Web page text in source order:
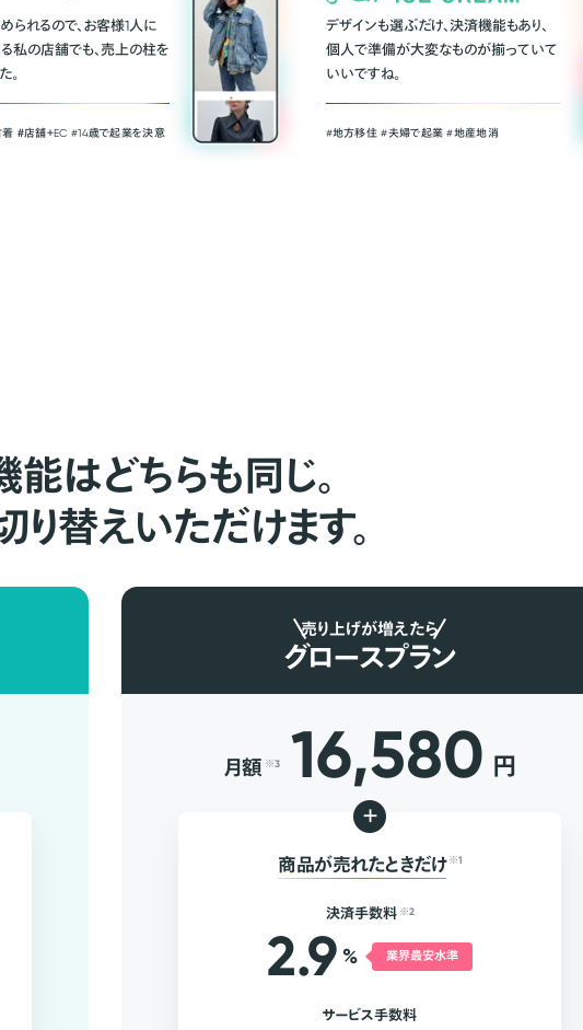
られるので、お客様1人に
私の店舗でも、売上の柱を
。
＃店舗＋EC #14歳で起業を決意
デザインも選ぶだけ、決済機能もあり、
個人で準備が大変なものが揃っていて
いいですね。
#地方移住 #夫婦で起業 #地産地消
能はどちらも同じ。
り替えいただけます。
売り上げが増えたら
グロースプラン
月額 ※3 16,580 円
+
商品が売れたときだけ ※1
決済手数料 ※2
2.9 % 業界最安水準
サービス手数料